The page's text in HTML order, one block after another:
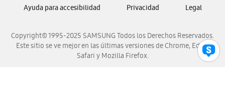
Samsung Venezuela
Copyright© 1995-2025 SAMSUNG Todos los Derechos Reservados.
Este sitio se ve mejor en las últimas versiones de Chrome, Edge,
Safari y Mozilla Firefox.
Ayuda para accesibilidad Privacidad Legal